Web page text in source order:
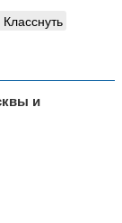
Класснуть
и